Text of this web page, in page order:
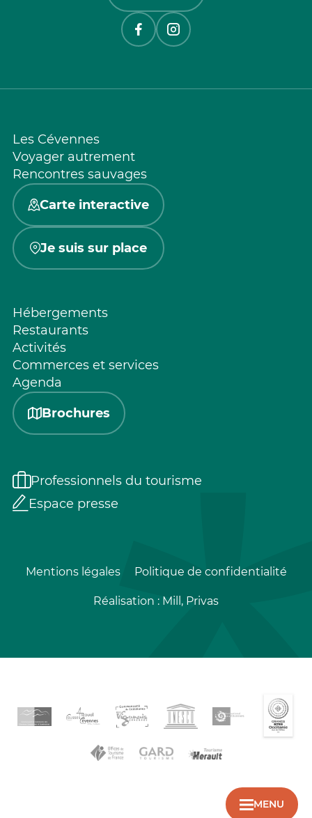
MENU
Les Cévennes
Voyager autrement
Rencontres sauvages
Carte interactive
Je suis sur place
Hébergements
Restaurants
Activités
Commerces et services
Agenda
Brochures
Professionnels du tourisme
Espace presse
Mentions légales Politique de confidentialité
Réalisation : Mill, Privas